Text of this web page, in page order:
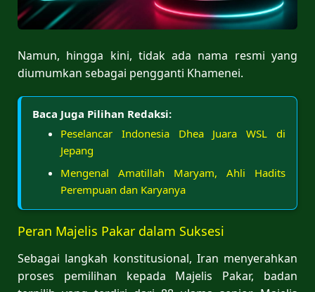
Namun, hingga kini, tidak ada nama resmi yang
diumumkan sebagai pengganti Khamenei.
Baca Juga Pilihan Redaksi:
Peselancar Indonesia Dhea Juara WSL di
Jepang
Mengenal Amatillah Maryam, Ahli Hadits
Perempuan dan Karyanya
Peran Majelis Pakar dalam Suksesi
Sebagai langkah konstitusional, Iran menyerahkan
proses pemilihan kepada Majelis Pakar, badan